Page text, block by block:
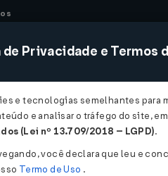
SISTEMAS
30/07/2015
Privacidade e Termos
e tecnologias semelhantes para
e analisar o tráfego do site,
(Lei nº 13.709/2018 – LGPD).
você declara que leu e
Termo de Uso .